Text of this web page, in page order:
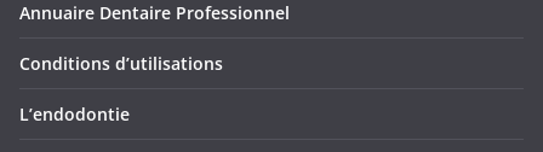
Annuaire Dentaire Professionnel
Conditions d’utilisations
L’endodontie